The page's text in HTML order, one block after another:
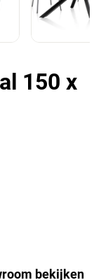
150 x
bekijken